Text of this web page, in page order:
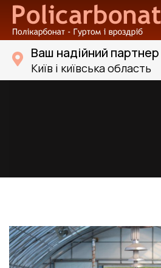
Ваш надійний партнер
Київ і київська область